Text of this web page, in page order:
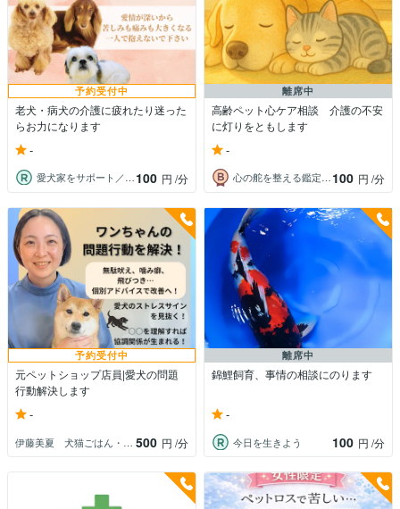
予約受付中
老犬・病犬の介護に疲れたり迷った
らお力になります
-
愛犬家をサポート／コーチ＆メモリアル動画 100 円 /分
離席中
高齢ペット心ケア相談 介護の不安
に灯りをともします
-
心の舵を整える鑑定師⭐️Sei 100 円 /分
予約受付中
元ペットショップ店員|愛犬の問題
行動解決します
-
伊藤美夏 犬猫ごはん・お悩み相談 500 円 /分
離席中
錦鯉飼育、事情の相談にのります
-
今日を生きよう 100 円 /分